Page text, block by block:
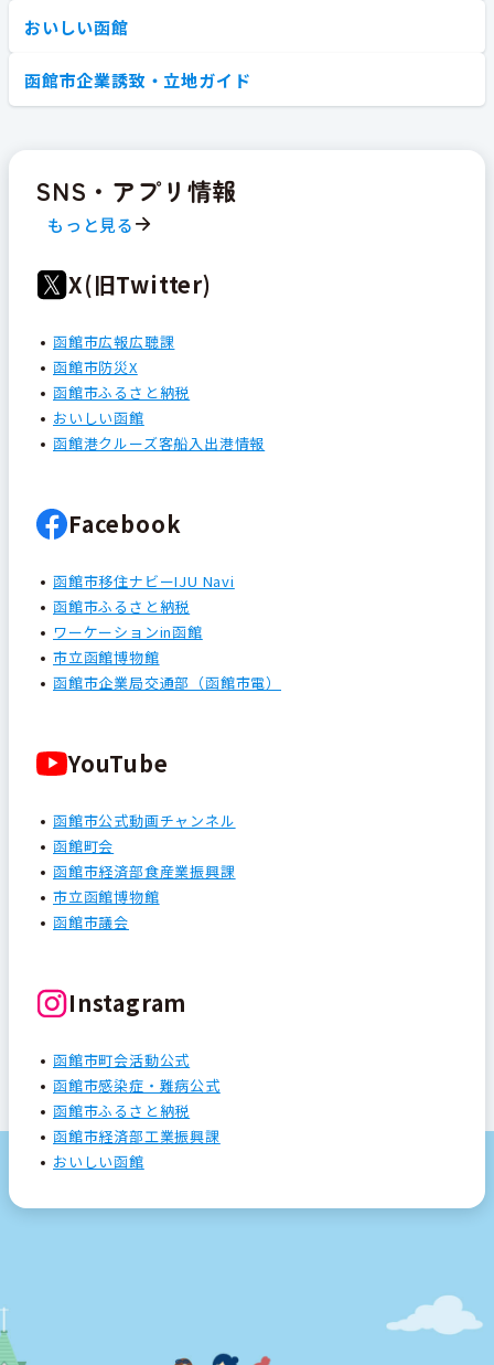
おいしい函館
函館市企業誘致・立地ガイド
SNS・アプリ情報
もっと見る
X(旧Twitter)
函館市広報広聴課
函館市防災X
函館市ふるさと納税
おいしい函館
函館港クルーズ客船入出港情報
Facebook
函館市移住ナビーIJU Navi
函館市ふるさと納税
ワーケーションin函館
市立函館博物館
函館市企業局交通部（函館市電）
YouTube
函館市公式動画チャンネル
函館町会
函館市経済部食産業振興課
市立函館博物館
函館市議会
Instagram
函館市町会活動公式
函館市感染症・難病公式
函館市ふるさと納税
函館市経済部工業振興課
おいしい函館